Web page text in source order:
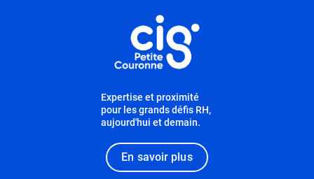
Expertise et proximité
pour les grands défis RH,
aujourd'hui et demain.
En savoir plus